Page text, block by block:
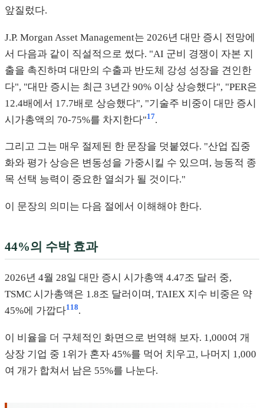
앞질렀다.
J.P. Morgan Asset Management는 2026년 대만 증시 전망에
서 다음과 같이 직설적으로 썼다. "AI 군비 경쟁이 자본 지
출을 촉진하며 대만의 수출과 반도체 강성 성장을 견인한
다", "대만 증시는 최근 3년간 90% 이상 상승했다", "PER은
12.4배에서 17.7배로 상승했다", "기술주 비중이 대만 증시
시가총액의 70-75%를 차지한다"17.
그리고 그는 매우 절제된 한 문장을 덧붙였다. "산업 집중
화와 평가 상승은 변동성을 가중시킬 수 있으며, 능동적 종
목 선택 능력이 중요한 열쇠가 될 것이다."
이 문장의 의미는 다음 절에서 이해해야 한다.
44%의 수박 효과
2026년 4월 28일 대만 증시 시가총액 4.47조 달러 중,
TSMC 시가총액은 1.8조 달러이며, TAIEX 지수 비중은 약
45%에 가깝다118.
이 비율을 더 구체적인 화면으로 번역해 보자. 1,000여 개
상장 기업 중 1위가 혼자 45%를 먹어 치우고, 나머지 1,000
여 개가 합쳐서 남은 55%를 나눈다.